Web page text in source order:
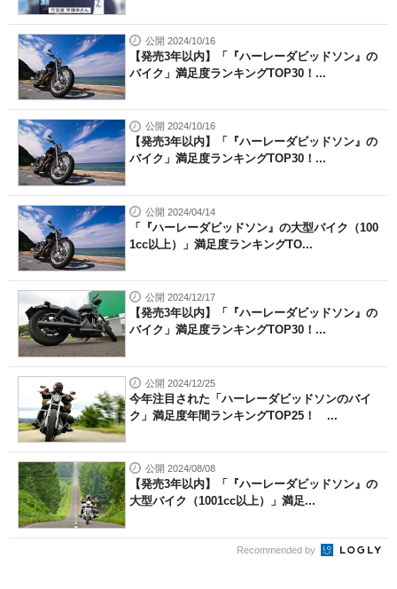
公開 2024/10/16
【発売3年以内】「『ハーレーダビッドソン』の
バイク」満足度ランキングTOP30！...
公開 2024/10/16
【発売3年以内】「『ハーレーダビッドソン』の
バイク」満足度ランキングTOP30！...
公開 2024/04/14
「『ハーレーダビッドソン』の大型バイク（100
1cc以上）」満足度ランキングTO...
公開 2024/12/17
【発売3年以内】「『ハーレーダビッドソン』の
バイク」満足度ランキングTOP30！...
公開 2024/12/25
今年注目された「ハーレーダビッドソンのバイ
ク」満足度年間ランキングTOP25！ ...
公開 2024/08/08
【発売3年以内】「『ハーレーダビッドソン』の
大型バイク（1001cc以上）」満足...
Recommended by